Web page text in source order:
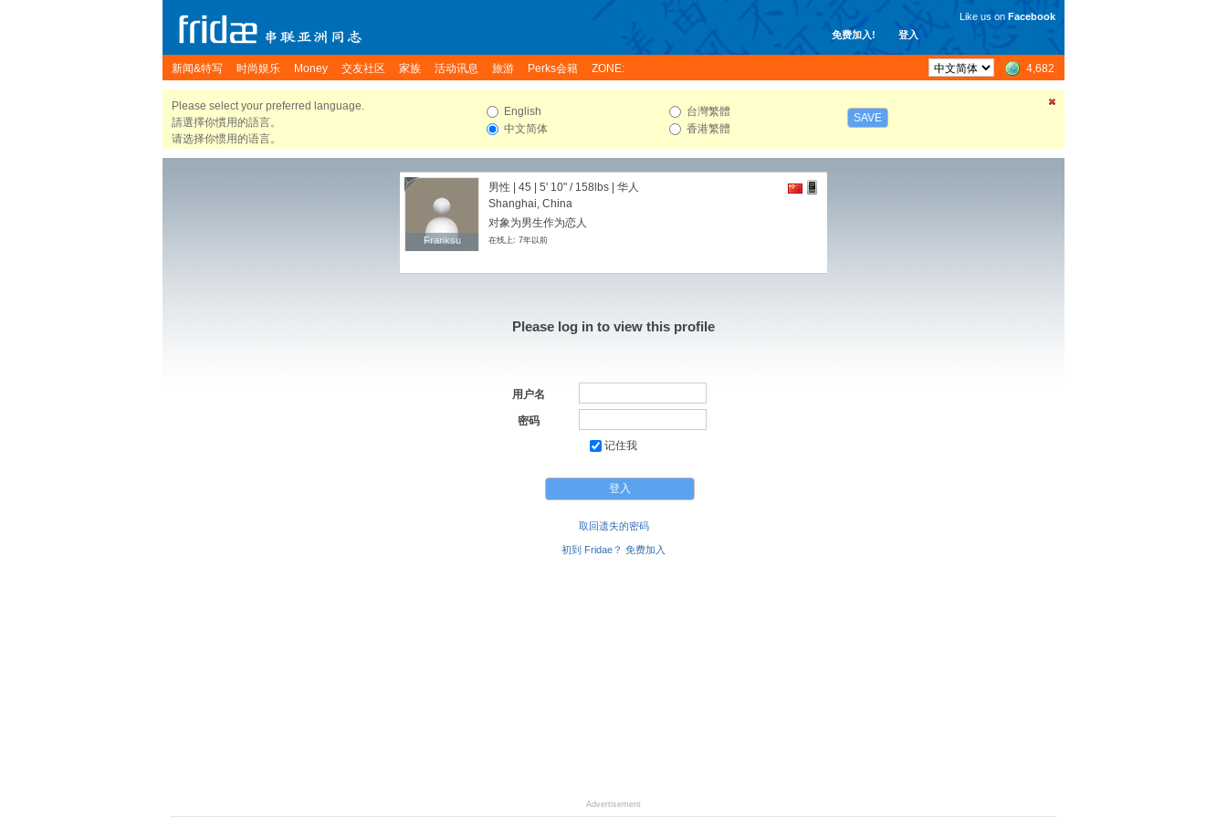
免费加入! 登入
Like us on Facebook
新闻&特写 时尚娱乐 Money 交友社区 家族 活动讯息 旅游 Perks会籍 ZONE: 4,682
Please select your preferred language.
請選擇你慣用的語言。
请选择你惯用的语言。
English
中文简体
台灣繁體
香港繁體
SAVE
Franksu
Franksu
男性 | 45 | 5' 10" / 158lbs | 华人
Shanghai, China
对象为男生作为恋人
在线上: 7年以前
Please log in to view this profile
用户名
密码
记住我
取回遗失的密码
初到 Fridae？ 免费加入
Advertisement